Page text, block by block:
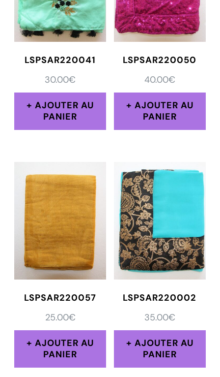
LSPSAR220041
30.00€
AJOUTER AU
PANIER
LSPSAR220050
40.00€
AJOUTER AU
PANIER
LSPSAR220057
25.00€
AJOUTER AU
PANIER
LSPSAR220002
35.00€
AJOUTER AU
PANIER